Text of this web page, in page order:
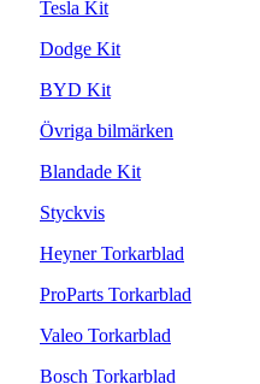
Tesla Kit
Dodge Kit
BYD Kit
Övriga bilmärken
Blandade Kit
Styckvis
Heyner Torkarblad
ProParts Torkarblad
Valeo Torkarblad
Bosch Torkarblad